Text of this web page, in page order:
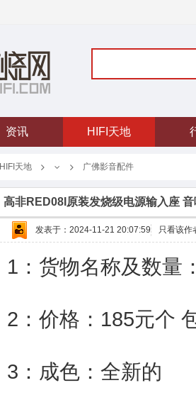
资讯 HIFI天地
HIFI天地 广佛影音配件
高非RED08I原装发烧级电源输入座
发表于：2024-11-21 20:07:59 只看该作
1：货物名称及数量
2：价格：185元个
3：成色：全新的